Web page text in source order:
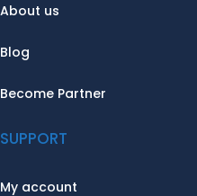
About us
Blog
Become Partner
SUPPORT
My account